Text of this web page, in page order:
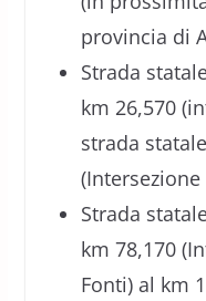
provincia di
Strada
km 26,570
strada
Strada
km 78,170
Fonti) al km